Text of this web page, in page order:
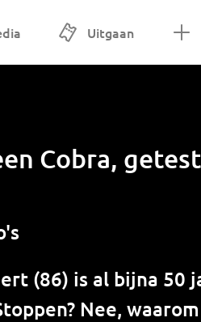
Uitgaan
Cobra,
(86) is al bijna 50
Nee,